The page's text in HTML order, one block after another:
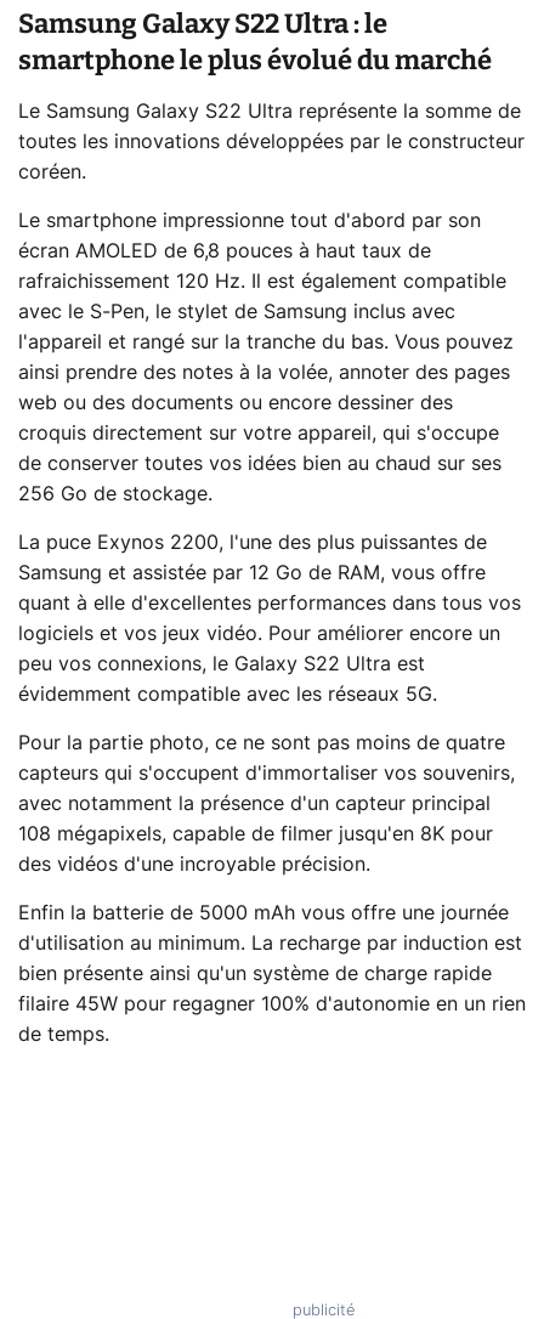
Samsung Galaxy S22 Ultra : le
smartphone le plus évolué du marché
Le Samsung Galaxy S22 Ultra représente la somme de
toutes les innovations développées par le constructeur
coréen.
Le smartphone impressionne tout d'abord par son
écran AMOLED de 6,8 pouces à haut taux de
rafraichissement 120 Hz. Il est également compatible
avec le S-Pen, le stylet de Samsung inclus avec
l'appareil et rangé sur la tranche du bas. Vous pouvez
ainsi prendre des notes à la volée, annoter des pages
web ou des documents ou encore dessiner des
croquis directement sur votre appareil, qui s'occupe
de conserver toutes vos idées bien au chaud sur ses
256 Go de stockage.
La puce Exynos 2200, l'une des plus puissantes de
Samsung et assistée par 12 Go de RAM, vous offre
quant à elle d'excellentes performances dans tous vos
logiciels et vos jeux vidéo. Pour améliorer encore un
peu vos connexions, le Galaxy S22 Ultra est
évidemment compatible avec les réseaux 5G.
Pour la partie photo, ce ne sont pas moins de quatre
capteurs qui s'occupent d'immortaliser vos souvenirs,
avec notamment la présence d'un capteur principal
108 mégapixels, capable de filmer jusqu'en 8K pour
des vidéos d'une incroyable précision.
Enfin la batterie de 5000 mAh vous offre une journée
d'utilisation au minimum. La recharge par induction est
bien présente ainsi qu'un système de charge rapide
filaire 45W pour regagner 100% d'autonomie en un rien
de temps.